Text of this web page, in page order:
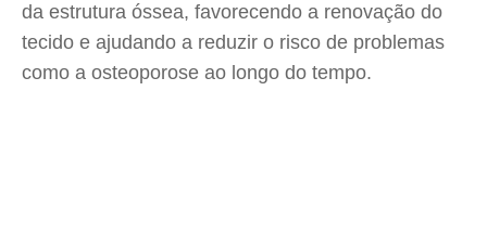
da estrutura óssea, favorecendo a renovação do
tecido e ajudando a reduzir o risco de problemas
como a osteoporose ao longo do tempo.